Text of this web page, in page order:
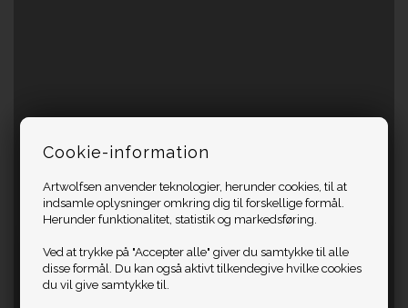
Cookie-information
Artwolfsen anvender teknologier, herunder cookies, til at
indsamle oplysninger omkring dig til forskellige formål.
Herunder funktionalitet, statistik og markedsføring.
Ved at trykke på "Accepter alle" giver du samtykke til alle
disse formål. Du kan også aktivt tilkendegive hvilke cookies
du vil give samtykke til.